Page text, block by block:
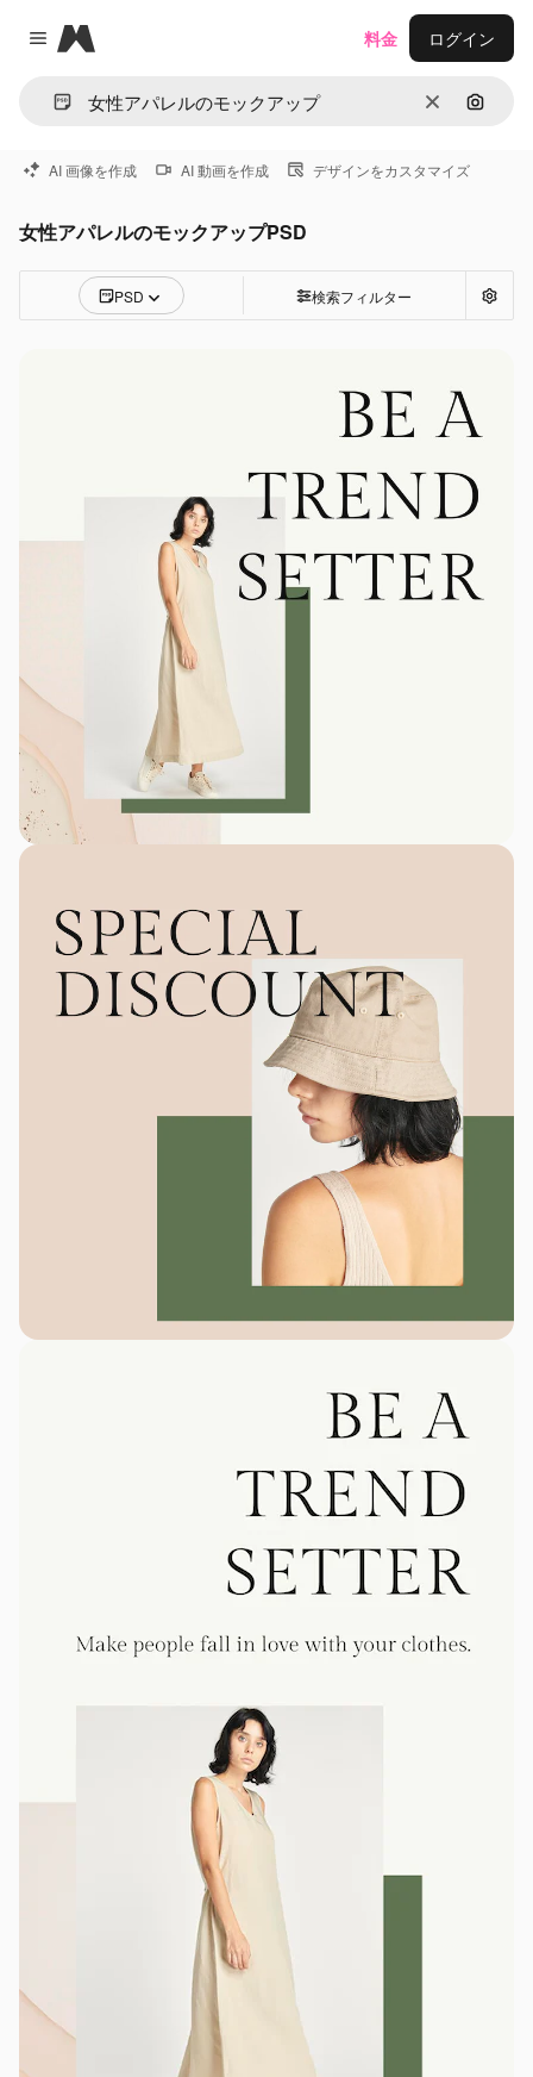
Close menu
Magnific
消去 画像で
料金 ログイン
AI 画像を作成 AI 動画を作成 デザインをカスタマイズ
女性アパレルのモックアップPSD
PSD 検索フィルター